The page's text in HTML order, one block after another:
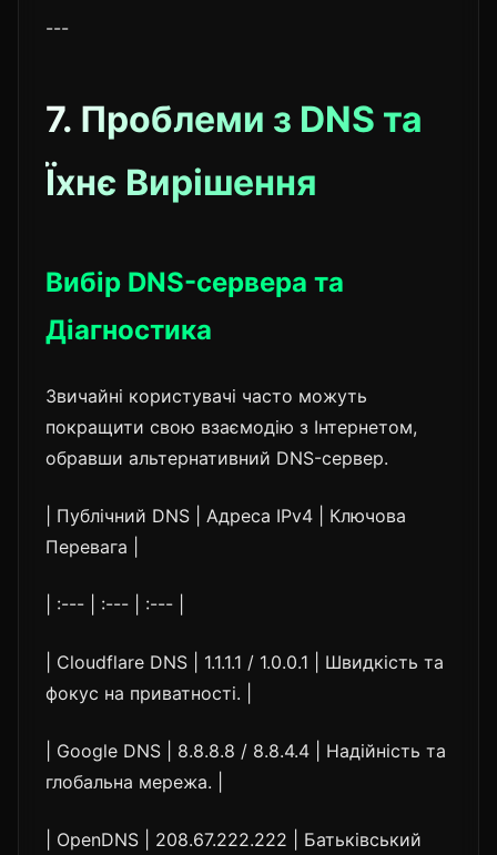
---
7. Проблеми з DNS та
Їхнє Вирішення
Вибір DNS-сервера та
Діагностика
Звичайні користувачі часто можуть
покращити свою взаємодію з Інтернетом,
обравши альтернативний DNS-сервер.
| Публічний DNS | Адреса IPv4 | Ключова
Перевага |
| :--- | :--- | :--- |
| Cloudflare DNS | 1.1.1.1 / 1.0.0.1 | Швидкість та
фокус на приватності. |
| Google DNS | 8.8.8.8 / 8.8.4.4 | Надійність та
глобальна мережа. |
| OpenDNS | 208.67.222.222 | Батьківський